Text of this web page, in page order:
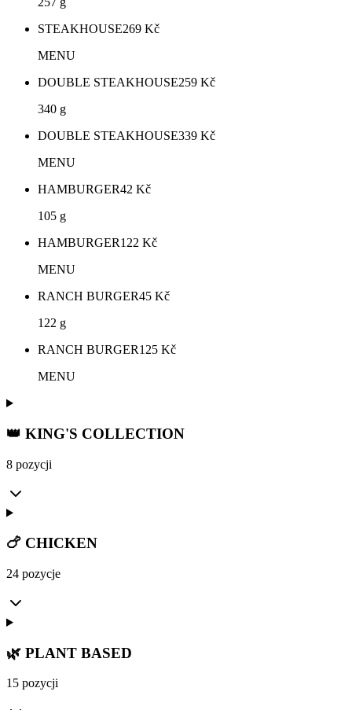
STEAKHOUSE269 Kč
MENU
DOUBLE STEAKHOUSE259 Kč
340 g
DOUBLE STEAKHOUSE339 Kč
MENU
HAMBURGER42 Kč
105 g
HAMBURGER122 Kč
MENU
RANCH BURGER45 Kč
122 g
RANCH BURGER125 Kč
MENU
👑 KING'S COLLECTION
8 pozycji
🍗 CHICKEN
24 pozycje
🌿 PLANT BASED
15 pozycji